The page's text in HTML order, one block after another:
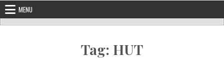
MENU
Tag: HUT